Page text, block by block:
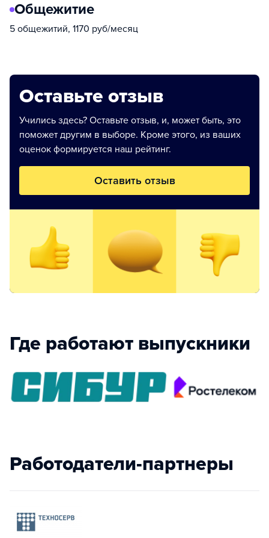
Общежитие
5 общежитий, 1170 руб/месяц
Оставьте отзыв
Учились здесь? Оставьте отзыв, и, может быть, это
поможет другим в выборе. Кроме этого, из ваших
оценок формируется наш рейтинг.
Оставить отзыв
Где работают выпускники
Работодатели-партнеры